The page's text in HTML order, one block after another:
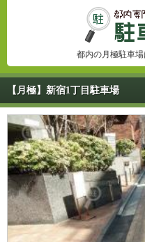
都内の月極駐車
【月極】新宿1丁目駐車場